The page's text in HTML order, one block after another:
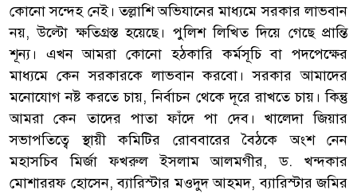
কোনো সন্দেহ নেই। তল্লাশি অভিযানের মাধ্যমে সরকার লাভবান
নয়, উল্টো ক্ষতিগ্রস্ত হয়েছে। পুলিশ লিখিত দিয়ে গেছে প্রান্তি
শূন্য। এখন আমরা কোনো হঠকারি কর্মসূচি বা পদপেক্ষের
মাধ্যমে কেন সরকারকে লাভবান করবো। সরকার আমাদের
মনোযোগ নষ্ট করতে চায়, নির্বাচন থেকে দূরে রাখতে চায়। কিন্তু
আমরা কেন তাদের পাতা ফাঁদে পা দেব। খালেদা জিয়ার
সভাপতিত্বে স্থায়ী কমিটির রোববারের বৈঠকে অংশ নেন
মহাসচিব মির্জা ফখরুল ইসলাম আলমগীর, ড. খন্দকার
মোশাররফ হোসেন, ব্যারিস্টার মওদুদ আহমদ, ব্যারিস্টার জমির